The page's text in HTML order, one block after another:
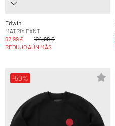
Edwin
MATRIX PANT
62,99 €
124,99 €
REDUJO AÚN MÁS
-50%